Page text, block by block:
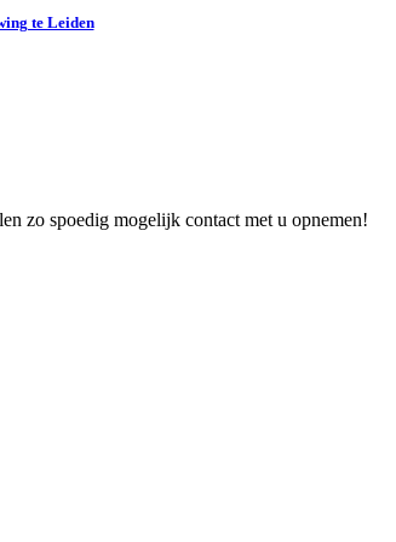
te Leiden
zo spoedig mogelijk contact met u opnemen!